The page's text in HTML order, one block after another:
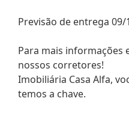
Previsão de entrega 09/
Para mais informações
nossos corretores!
Imobiliária Casa Alfa,
temos a chave.